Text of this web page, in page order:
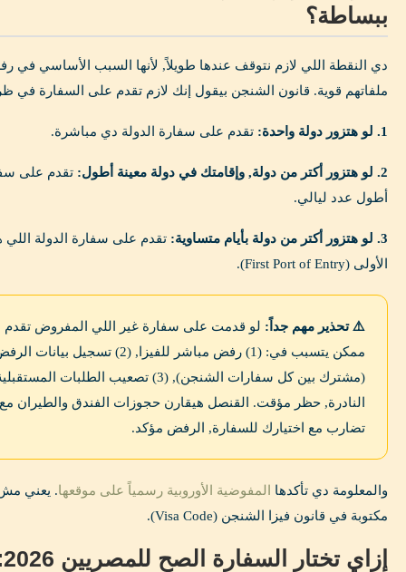
ببساطة؟
دي النقطة اللي لازم نتوقف عندها طويلاً, لأنها السبب الأساسي في
ملفاتهم قوية. قانون الشنجن بيقول إنك لازم تقدم على السفارة
1. لو هتزور دولة واحدة: تقدم على سفارة الدولة دي مباشرة.
2. لو هتزور أكتر من دولة, وإقامتك في دولة معينة أطول:
تقدم على
أطول عدد ليالي.
3. لو هتزور أكتر من دولة بأيام متساوية:
تقدم على سفارة الدولة اللي
الأولى (First Port of Entry).
⚠️ تحذير مهم جداً: لو قدمت على سفارة غير اللي المفروض تقدم
النادرة, حظر مؤقت. القنصل هيقارن حجوزات الفندق والطيران
تضارب مع اختيارك للسفارة, الرفض مؤكد.
والمعلومة دي تأكدها المفوضية الأوروبية رسمياً على موقعها. يعني
مكتوبة في قانون فيزا الشنجن (Visa Code).
إزاي تختار السفارة الصح للمصريين 2026: شجرة القرار